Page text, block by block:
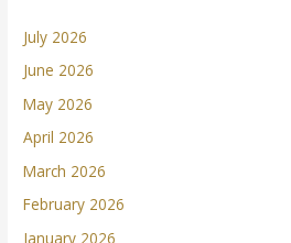
July 2026
June 2026
May 2026
April 2026
March 2026
February 2026
January 2026